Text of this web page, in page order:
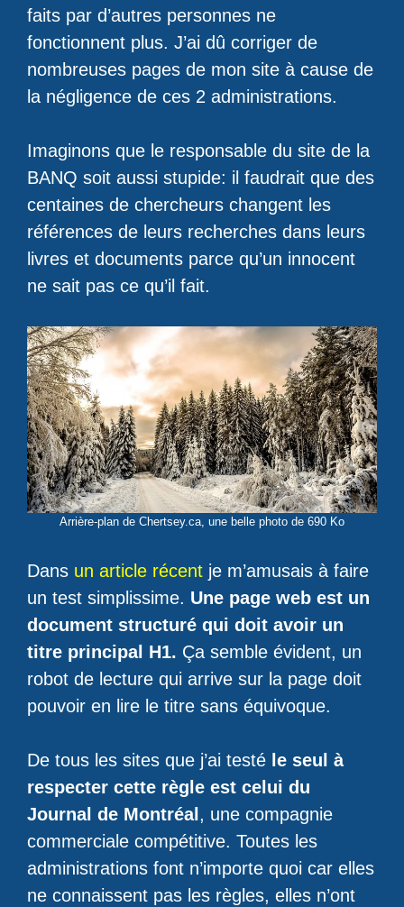
faits par d’autres personnes ne
fonctionnent plus. J’ai dû corriger de
nombreuses pages de mon site à cause de
la négligence de ces 2 administrations.
Imaginons que le responsable du site de la
BANQ soit aussi stupide: il faudrait que des
centaines de chercheurs changent les
références de leurs recherches dans leurs
livres et documents parce qu’un innocent
ne sait pas ce qu’il fait.
Arrière-plan de Chertsey.ca, une belle photo de 690 Ko
Dans un article récent je m’amusais à faire
un test simplissime. Une page web est un
document structuré qui doit avoir un
titre principal H1. Ça semble évident, un
robot de lecture qui arrive sur la page doit
pouvoir en lire le titre sans équivoque.
De tous les sites que j’ai testé le seul à
respecter cette règle est celui du
Journal de Montréal , une compagnie
commerciale compétitive. Toutes les
administrations font n’importe quoi car elles
ne connaissent pas les règles, elles n’ont